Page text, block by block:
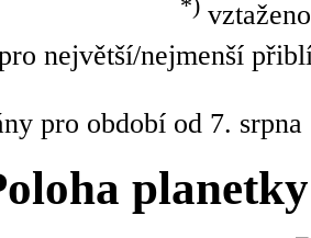
největší/nejmenší
pro období od 7.